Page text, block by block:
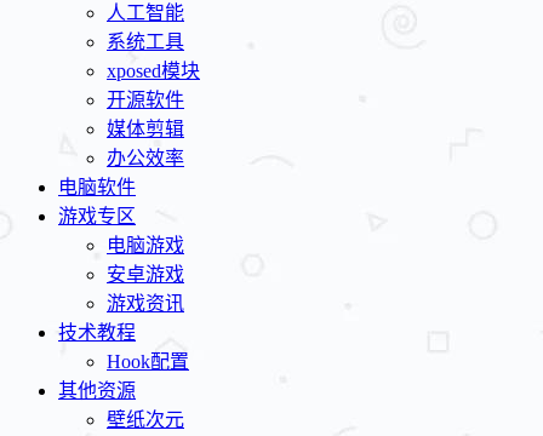
人工智能
系统工具
xposed模块
开源软件
媒体剪辑
办公效率
电脑软件
游戏专区
电脑游戏
安卓游戏
游戏资讯
技术教程
Hook配置
其他资源
壁纸次元